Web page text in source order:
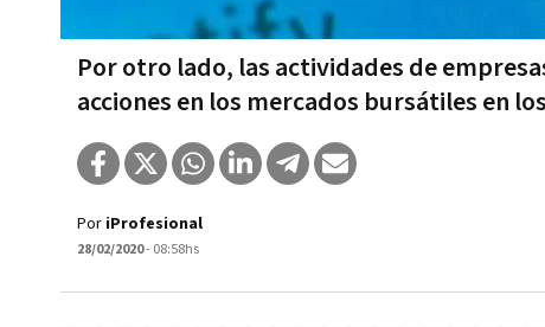
Por otro lado, las actividades de
acciones en los mercados bursátiles en
Por iProfesional
28/02/2020- 08:58hs